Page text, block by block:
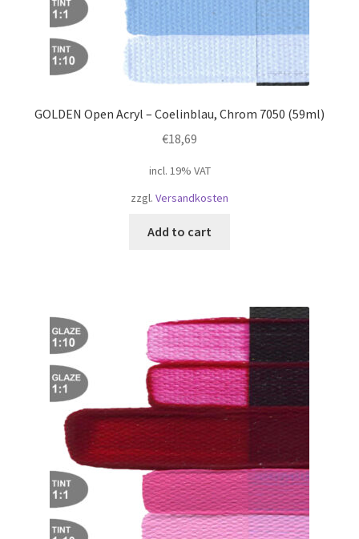
GOLDEN Open Acryl – Coelinblau, Chrom 7050 (59ml)
€18,69
incl. 19% VAT
zzgl. Versandkosten
Add to cart